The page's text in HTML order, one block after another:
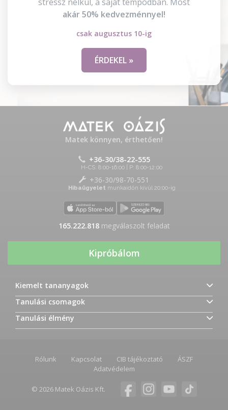
akár 50% kedvezménnyel!
csak augusztus 10-ig
ÉRDEKEL »
Matek könnyen, érthetően!
+36-30/38-22-555
H-CS: 8:00-16:00 | P: 8:00-12:00
+36-30/98-70-551
Hibaügyelet munkaidőn kívül 20:00-ig
165.222.818megválaszolt feladat
Kipróbálom
Kiemelt tananyagok
Tanulási csomagok
Tanulási élmény
Rólunk Kapcsolat CIB tájékoztató
ÁSZF
Adatvédelem
© 2026 Matek Oázis Kft.